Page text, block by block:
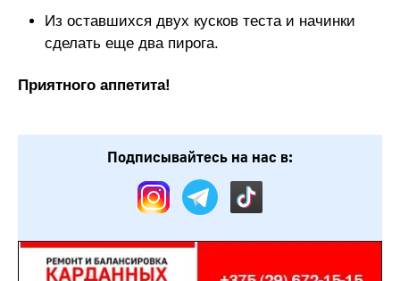
Из оставшихся двух кусков теста и начинки
сделать еще два пирога.
Приятного аппетита!
Подписывайтесь на нас в: